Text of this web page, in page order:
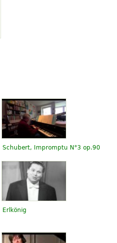
Schubert, Impromptu N°3 op.90
Erlkönig